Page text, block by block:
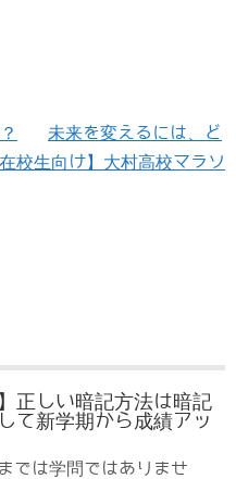
未来を変えるには、ど
在校生向け】大村高校マラソ
正しい暗記方法は暗記
て新学期から成績アッ
では学問ではありませ